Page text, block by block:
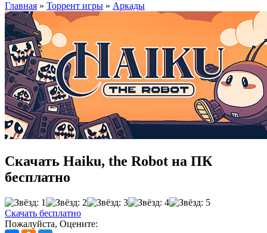
Главная » Торрент игры » Аркады
Скачать Haiku, the Robot на ПК
бесплатно
Скачать бесплатно
Пожалуйста, Оцените: